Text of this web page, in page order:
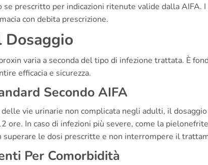
se prescritto per indicazioni ritenute valide dalla AIFA.
con debita prescrizione.
Dosaggio
varia a seconda del tipo di infezione trattata. È
efficacia e sicurezza.
Secondo AIFA
delle vie urinarie non complicata negli adulti, il
ore. In caso di infezioni più severe, come la
superare le dosi prescritte e non interrompere il
Per Comorbidità